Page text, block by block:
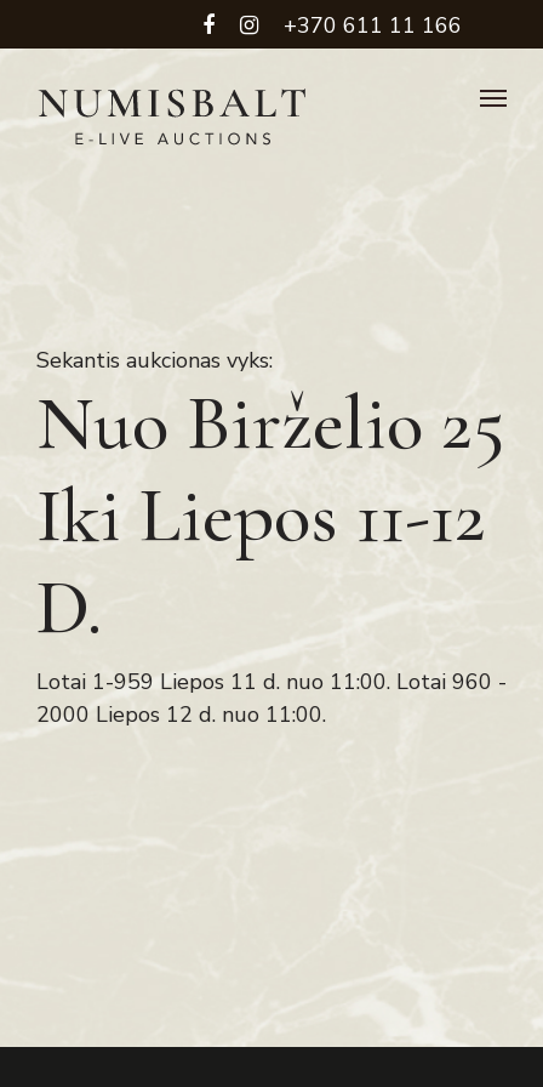
+370 611 11 166
Sekantis aukcionas vyks:
Nuo Birželio 25
Iki Liepos 11-12
D.
Lotai 1-959 Liepos 11 d. nuo 11:00. Lotai 960 -
2000 Liepos 12 d. nuo 11:00.